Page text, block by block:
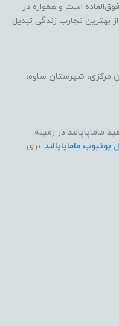
است و همواره در
بهترین تجارب زندگی تبدیل
مرکزی، شهرستان ساوه،
ماماپاپالند در زمینه
یوتیوب ماماپاپالند. برای